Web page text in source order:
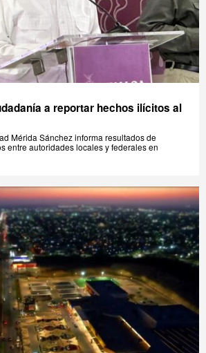
a reportar hechos ilícitos al
Mérida Sánchez informa resultados de
entre autoridades locales y federales en